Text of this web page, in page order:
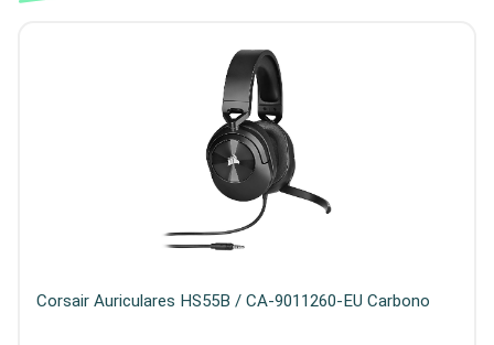
Corsair Auriculares HS55B / CA-9011260-EU Carbono